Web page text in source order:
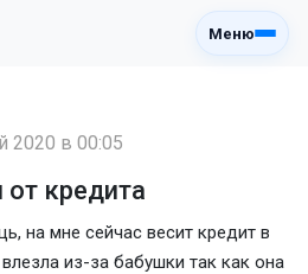
Меню
2020 в 00:05
от кредита
на мне сейчас весит кредит в
из-за бабушки так как она